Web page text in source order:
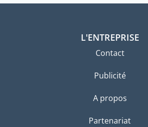
L'ENTREPRISE
Contact
Publicité
A propos
Partenariat